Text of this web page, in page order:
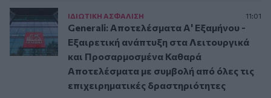
ΙΔΙΩΤΙΚΗ ΑΣΦAΛΙΣΗ 11:01
Generali: Αποτελέσματα Α' Εξαμήνου -
Εξαιρετική ανάπτυξη στα Λειτουργικά
και Προσαρμοσμένα Καθαρά
Αποτελέσματα με συμβολή από όλες τις
επιχειρηματικές δραστηριότητες